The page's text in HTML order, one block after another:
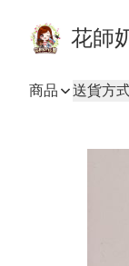
花師
商品 送貨方